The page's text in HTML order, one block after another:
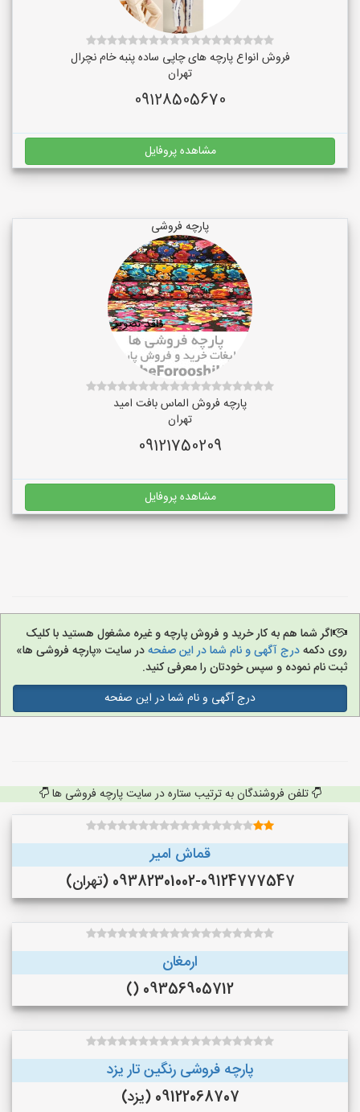
فروش انواع پارچه های چاپی ساده پنبه خام نچرال
تهران
09128505670
مشاهده پروفایل
پارچه فروشی
پارچه فروش الماس بافت امید
تهران
09121750209
مشاهده پروفایل
اگر شما هم به کار خرید و فروش پارچه و غیره مشغول هستید با کلیک
روی دکمهدرج آگهی و نام شما در این صفحهدر سایت «پارچه فروشی ها»
ثبت نام نموده و سپس خودتان را معرفی کنید.
درج آگهی و نام شما در این صفحه
تلفن فروشندگان به ترتیب ستاره در سایت پارچه فروشی ها
قماش امیر
09382301002-09124777547 (تهران)
ارمغان
09356905712 ()
پارچه فروشی رنگین تار یزد
09122068707 (یزد)